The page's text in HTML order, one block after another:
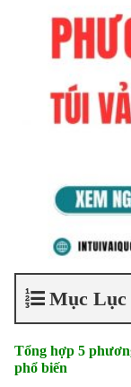
Mục Lục
Tổng hợp 5
phổ biến